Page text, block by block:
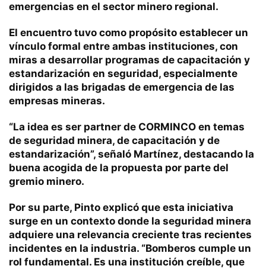
emergencias en el sector minero regional.
El encuentro tuvo como propósito establecer un
vínculo formal entre ambas instituciones, con
miras a desarrollar programas de capacitación y
estandarización en seguridad, especialmente
dirigidos a las brigadas de emergencia de las
empresas mineras.
“La idea es ser partner de CORMINCO en temas
de seguridad minera, de capacitación y de
estandarización”, señaló Martínez, destacando la
buena acogida de la propuesta por parte del
gremio minero.
Por su parte, Pinto explicó que esta iniciativa
surge en un contexto donde la seguridad minera
adquiere una relevancia creciente tras recientes
incidentes en la industria. “Bomberos cumple un
rol fundamental. Es una institución creíble, que